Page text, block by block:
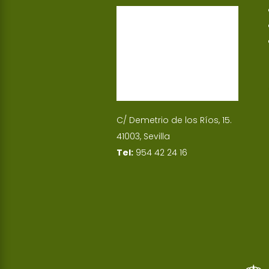
C/ Demetrio de los Ríos, 15.
41003, Sevilla
Tel: 954 42 24 16